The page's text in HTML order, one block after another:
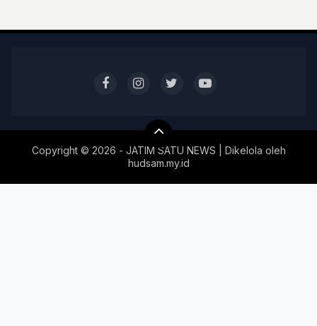
Copyright © 2026 - JATIM SATU NEWS | Dikelola oleh
hudsam.my.id